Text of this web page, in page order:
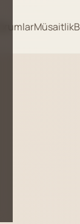
YorumlarMüsaitlik